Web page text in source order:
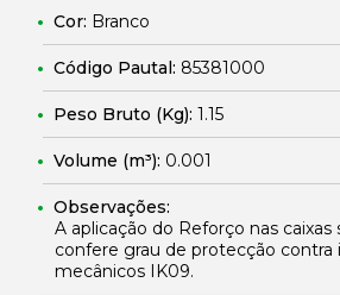
Cor: Branco
Código Pautal: 85381000
Peso Bruto (Kg): 1.15
Volume (m³): 0.001
Observações:
A aplicação do Reforço nas caixas
confere grau de protecção contra
mecânicos IK09.